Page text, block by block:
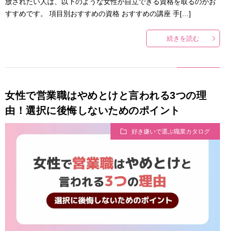
すすめです。 項目別おすすめの資格 おすすめの講座 手[…]
続きを読む
女性で営業職はやめとけと言われる3つの理
由！選択に後悔しないためのポイント
好き嫌いで選ぶ職業カタログ